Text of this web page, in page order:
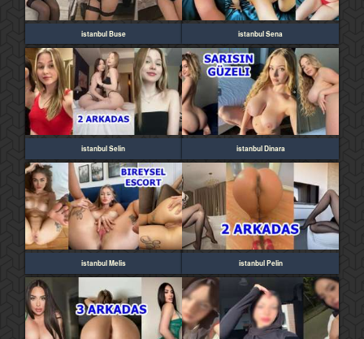
istanbul Buse istanbul Sena
istanbul Selin istanbul Dinara
istanbul Melis istanbul Pelin